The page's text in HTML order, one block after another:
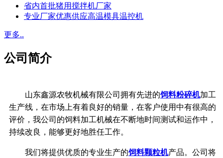
省内首批猪用搅拌机厂家
专业厂家优惠供应高温模具温控机
更多..
公司简介
山东鑫源农牧机械有限公司拥有先进的饲料粉碎机加工
生产线，在市场上有着良好的销量，在客户使用中有很高的
评价，我公司的饲料加工机械在不断地时间测试和运作中，
持续改良，能够更好地胜任工作。
我们将提供优质的专业生产的饲料颗粒机产品。公司将